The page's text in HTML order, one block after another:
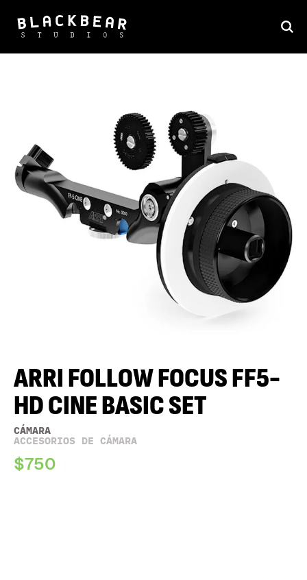
ARRI FOLLOW FOCUS FF5-
HD CINE BASIC SET
CÁMARA
ACCESORIOS DE CÁMARA
$750